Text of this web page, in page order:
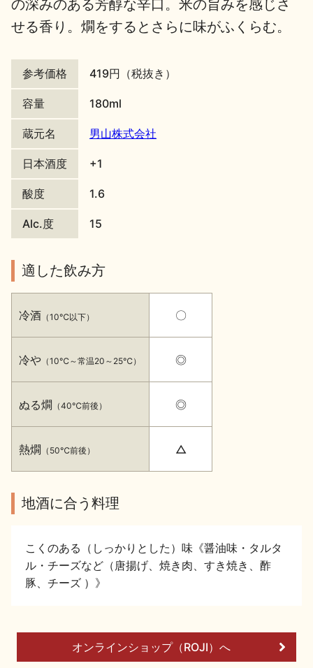
地酒川柳
日本酒の楽しみ方特集
地酒・イベント情報
イベント情報TOP 新商品・おすすめ商品
季節の商品 イベント情報
地酒蔵元会WEB展示会
美味しい地酒の選び方
地酒蔵元会とは
の深みのある芳醇な辛口。米の旨みを感じさ
せる香り。燗をするとさらに味がふくらむ。
参考価格 419円（税抜き）
容量 180ml
蔵元名 男山株式会社
日本酒度 +1
酸度 1.6
Alc.度 15
適した飲み方
冷酒 （10℃以下）
冷や （10℃～常温20～25℃）
ぬる燗 （40℃前後）
熱燗 （50℃前後）
〇
◎
◎
△
地酒に合う料理
こくのある（しっかりとした）味《醤油味・タルタ
ル・チーズなど（唐揚げ、焼き肉、すき焼き、酢
豚、チーズ ）》
オンラインショップ（ROJI）へ